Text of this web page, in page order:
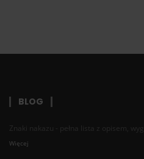
BLOG
Znaki nakazu - pełna lista z opisem,
Więcej